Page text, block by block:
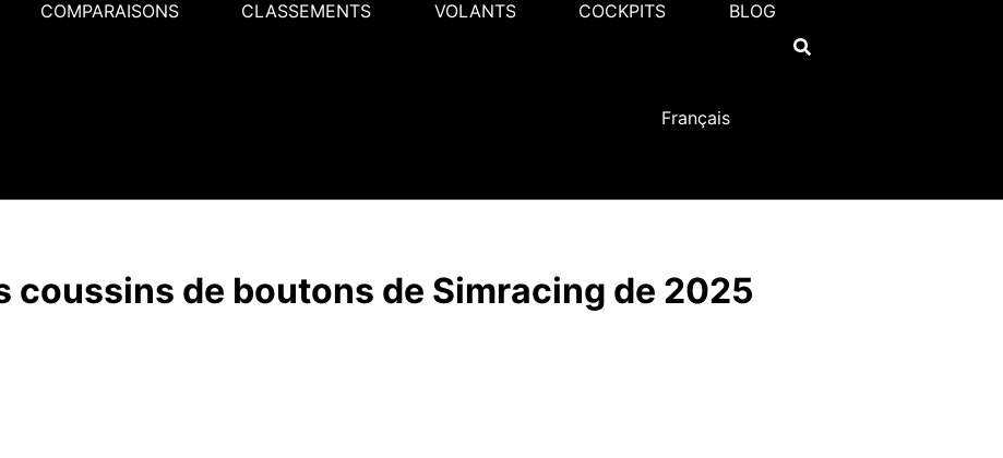
COMPARAISONS CLASSEMENTS VOLANTS COCKPITS BLOG
Français
coussins de boutons de Simracing de 2025